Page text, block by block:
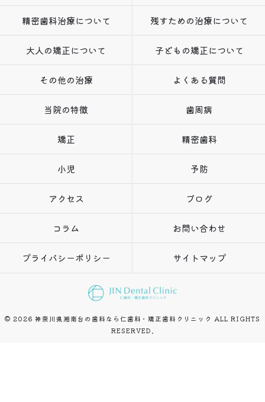
精密歯科治療について 残すための治療について
大人の矯正について 子どもの矯正について
その他の治療 よくある質問
当院の特徴 歯周病
矯正 精密歯科
小児 予防
アクセス ブログ
コラム お問い合わせ
プライバシーポリシー サイトマップ
© 2026 神奈川県湘南台の歯科なら仁歯科・矯正歯科クリニック ALL RIGHTS
RESERVED.